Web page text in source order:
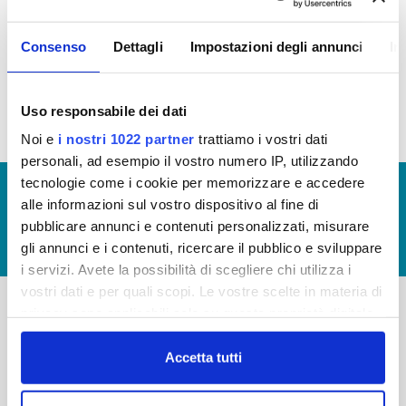
Consenso Dettagli Impostazioni degli annunci
Uso responsabile dei dati
Noi e i nostri 1022 partner trattiamo i vostri dati
personali, ad esempio il vostro numero IP, utilizzando
tecnologie come i cookie per memorizzare e accedere
alle informazioni sul vostro dispositivo al fine di
pubblicare annunci e contenuti personalizzati, misurare
gli annunci e i contenuti, ricercare il pubblico e sviluppare
i servizi. Avete la possibilità di scegliere chi utilizza i
vostri dati e per quali scopi. Le vostre scelte in materia di
in cui avete effettuato le vostre scelte. È possibile
modificare o revocare il proprio consenso in qualsiasi
momento dalla Dichiarazione sui cookie o facendo clic
Accetta tutti
AFFITTO
© Copyright 2017 - 2026
GLOSSARIO
GIUDICA IL SERVIZIO
LAVORA CON NOI
Via Villamagna 90/c -
-